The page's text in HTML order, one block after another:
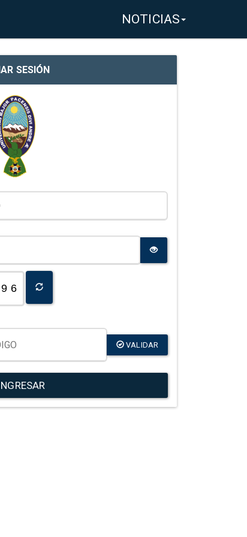
NOTICIAS
SESIÓN
6
VALIDAR